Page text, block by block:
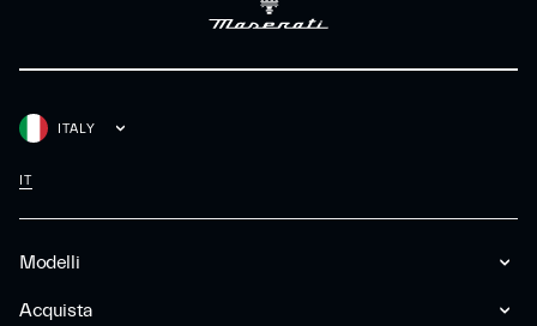
Modelli
Acquista
ITALY
IT